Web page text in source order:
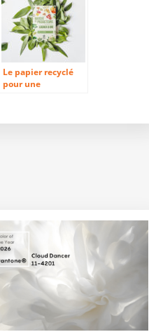
Le papier recyclé
pour une